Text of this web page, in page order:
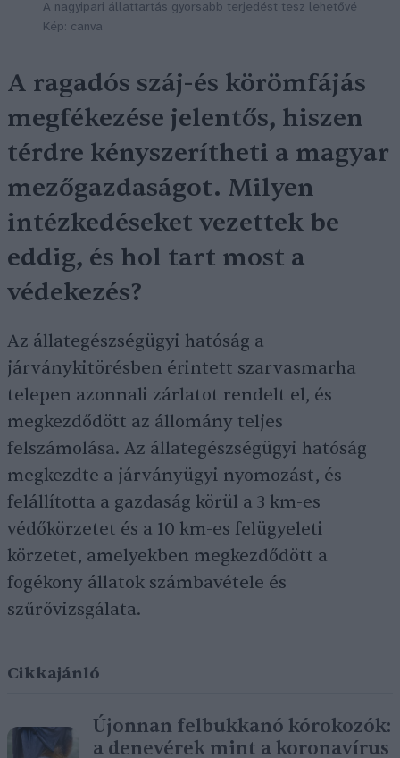
A nagyipari állattartás gyorsabb terjedést tesz lehetővé
Kép: canva
A ragadós száj-és körömfájás
megfékezése jelentős, hiszen
térdre kényszerítheti a magyar
mezőgazdaságot. Milyen
intézkedéseket vezettek be
eddig, és hol tart most a
védekezés?
Az állategészségügyi hatóság a
járványkitörésben érintett szarvasmarha
telepen azonnali zárlatot rendelt el, és
megkezdődött az állomány teljes
felszámolása. Az állategészségügyi hatóság
megkezdte a járványügyi nyomozást, és
felállította a gazdaság körül a 3 km-es
védőkörzetet és a 10 km-es felügyeleti
körzetet, amelyekben megkezdődött a
fogékony állatok számbavétele és
szűrővizsgálata.
Cikkajánló
Újonnan felbukkanó kórokozók:
a denevérek mint a koronavírus